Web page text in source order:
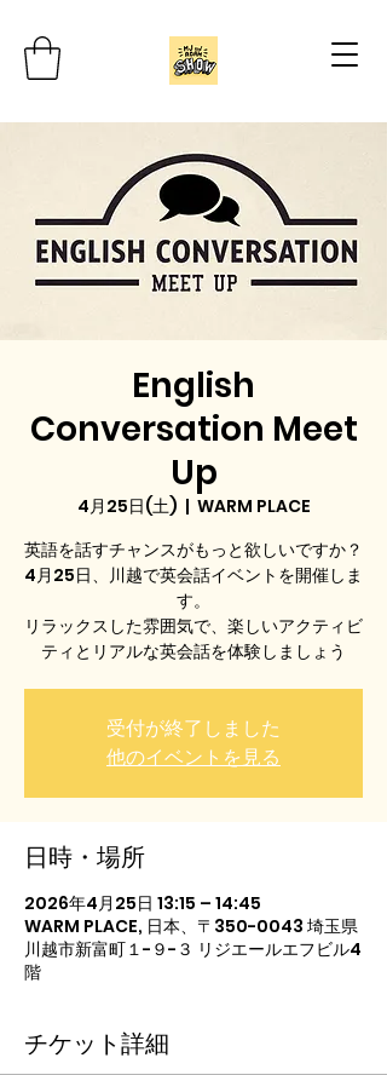
English
Conversation Meet
Up
4月25日(土)
  |
WARM PLACE
英語を話すチャンスがもっと欲しいですか？
4月25日、川越で英会話イベントを開催しま
す。
リラックスした雰囲気で、楽しいアクティビ
ティとリアルな英会話を体験しましょう
受付が終了しました
他のイベントを見る
日時・場所
2026年4月25日 13:15 – 14:45
WARM PLACE, 日本、〒350-0043 埼玉県
川越市新富町１−９−３ リジエールエフビル4
階
チケット詳細